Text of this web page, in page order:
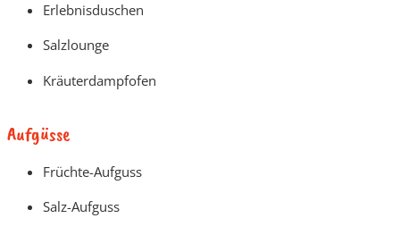
Erlebnisduschen
Salzlounge
Kräuterdampfofen
Aufgüsse
Früchte-Aufguss
Salz-Aufguss